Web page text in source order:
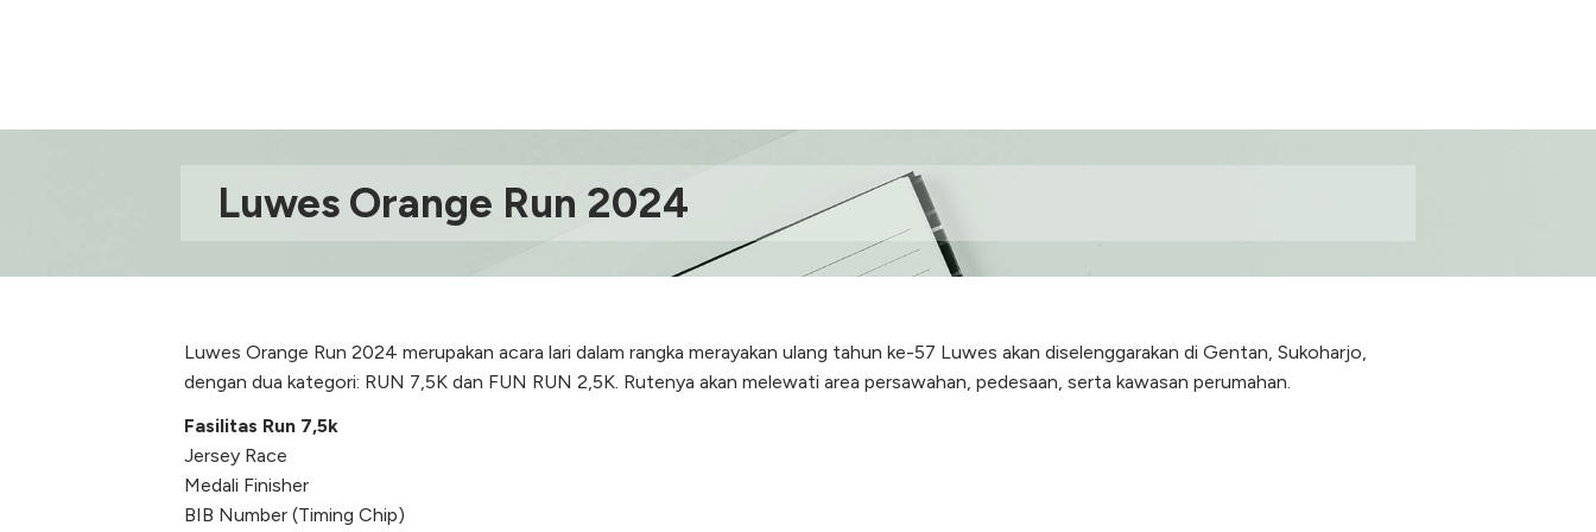
Luwes Orange Run 2024
Luwes Orange Run 2024 merupakan acara lari dalam rangka merayakan ulang tahun ke-57 Luwes akan diselenggarakan di Gentan, Sukoharjo,
dengan dua kategori: RUN 7,5K dan FUN RUN 2,5K. Rutenya akan melewati area persawahan, pedesaan, serta kawasan perumahan.
Fasilitas Run 7,5k
Jersey Race
Medali Finisher
BIB Number (Timing Chip)